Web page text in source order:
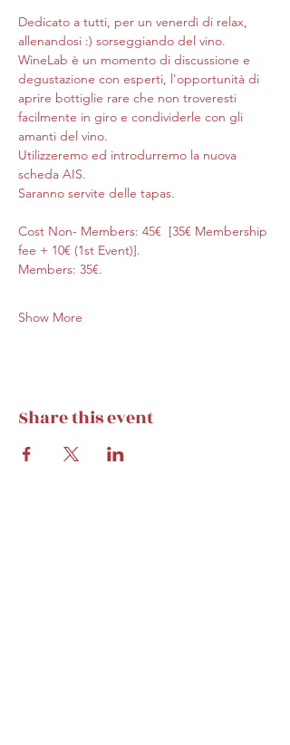
Dedicato a tutti, per un venerdì di relax,
allenandosi :) sorseggiando del vino.
WineLab è un momento di discussione e
degustazione con esperti, l'opportunità di
aprire bottiglie rare che non troveresti
facilmente in giro e condividerle con gli
amanti del vino.
Utilizzeremo ed introdurremo la nuova
scheda AIS.
Saranno servite delle tapas.
Cost Non- Members: 45€  [35€ Membership
fee + 10€ (1st Event)].
Members: 35€.
Show More
Share this event